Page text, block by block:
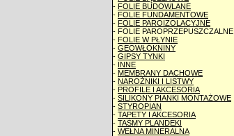
- FOLIE BUDOWLANE
- FOLIE FUNDAMENTOWE
- FOLIE PAROIZOLACYJNE
- FOLIE PAROPRZEPUSZCZALNE
- FOLIE W PŁYNIE
- GEOWŁÓKNINY
- GIPSY TYNKI
- INNE
- MEMBRANY DACHOWE
- NAROŻNIKI I LISTWY
- PROFILE I AKCESORIA
- SILIKONY PIANKI MONTAŻOWE
- STYROPIAN
- TAPETY I AKCESORIA
- TAŚMY PLANDEKI
- WEŁNA MINERALNA